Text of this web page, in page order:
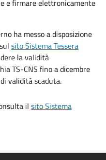
e firmare elettronicamente
ha messo a disposizione
sito Sistema Tessera
la validità
TS-CNS fino a dicembre
validità scaduta.
il sito Sistema